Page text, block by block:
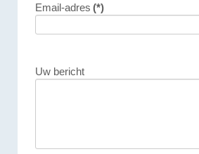
Email-adres (*)
Uw bericht